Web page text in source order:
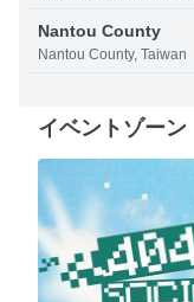
Nantou County
Nantou County, Taiwan
イベントゾーン